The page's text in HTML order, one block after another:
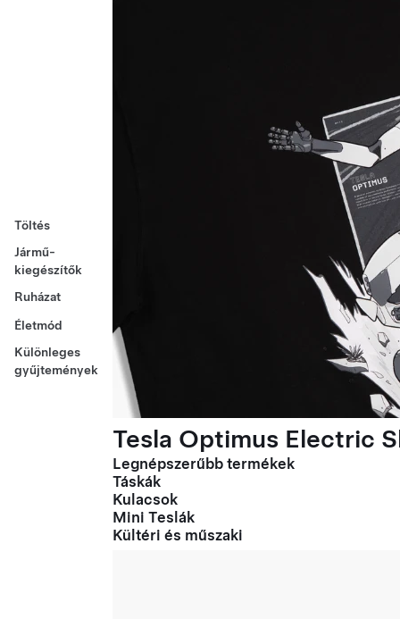
Töltés
Jármű-
kiegészítők
Ruházat
Életmód
Különleges
gyűjtemények
Tesla Optimus Electric
Legnépszerűbb termékek
Táskák
Kulacsok
Mini Teslák
Kültéri és műszaki